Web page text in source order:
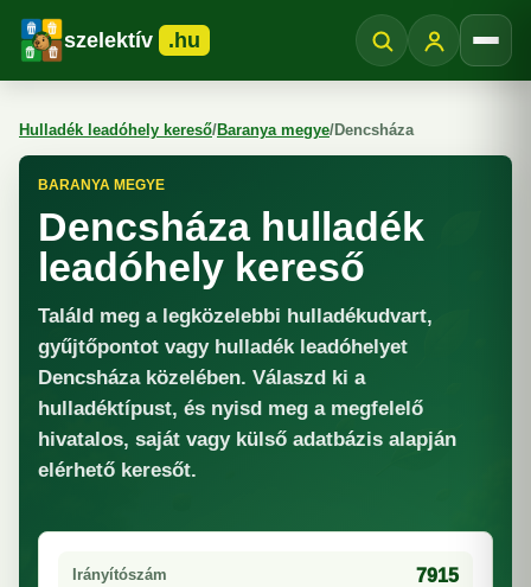
szelektív .hu
Hulladék leadóhely kereső/Baranya megye/Dencsháza
BARANYA MEGYE
Dencsháza hulladék
leadóhely kereső
Találd meg a legközelebbi hulladékudvart,
gyűjtőpontot vagy hulladék leadóhelyet
Dencsháza közelében. Válaszd ki a
hulladéktípust, és nyisd meg a megfelelő
hivatalos, saját vagy külső adatbázis alapján
elérhető keresőt.
Irányítószám 7915